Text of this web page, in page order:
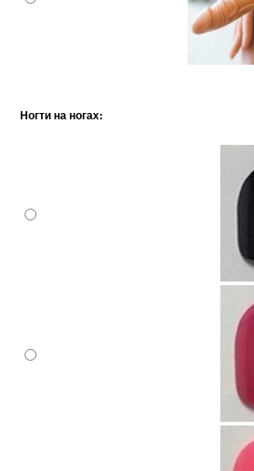
Ногти на ногах: